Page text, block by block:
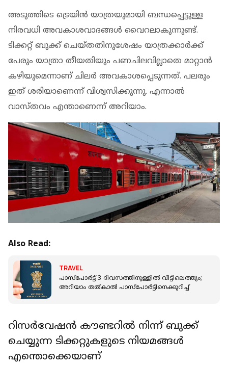
അടുത്തിടെ ട്രെയിന്‍ യാത്രയുമായി ബന്ധപ്പെട്ടുള്ള
നിരവധി അവകാശവാദങ്ങള്‍ വൈറലാകുന്നുണ്ട്.
ടിക്കറ്റ് ബുക്ക് ചെയ്തതിനുശേഷം യാത്രക്കാര്‍ക്ക്
പേരും യാത്രാ തീയതിയും പണചിലവില്ലാതെ മാറ്റാന്‍
കഴിയുമെന്നാണ് ചിലര്‍ അവകാശപ്പെടുന്നത്. പലരും
ഇത് ശരിയാണെന്ന് വിശ്വസിക്കുന്നു. എന്നാല്‍
വാസ്തവം എന്താണെന്ന് അറിയാം.
Also Read:
TRAVEL
പാസ്‌പോര്‍ട്ട് 3 ദിവസത്തിനുള്ളില്‍ വീട്ടിലെത്തും;
അറിയാം തത്കാല്‍ പാസ്‌പോര്‍ട്ടിനെക്കുറിച്ച്
റിസര്‍വേഷന്‍ കൗണ്ടറില്‍ നിന്ന് ബുക്ക്
ചെയ്യുന്ന ടിക്കറ്റുകളുടെ നിയമങ്ങള്‍
എന്തൊക്കെയാണ്